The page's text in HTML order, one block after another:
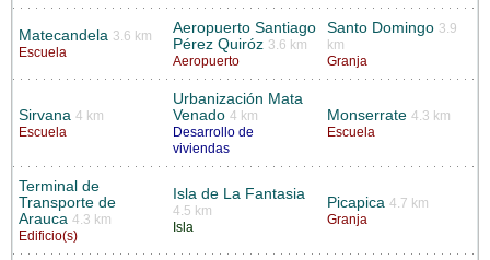
Matecandela 3.6 km
Escuela
Aeropuerto Santiago
Pérez Quiróz 3.6 km
Aeropuerto
Santo Domingo 3.9
km
Granja
Sirvana 4 km
Escuela
Urbanización Mata
Venado 4 km
Desarrollo de
viviendas
Monserrate 4.3 km
Escuela
Terminal de
Transporte de
Arauca 4.3 km
Edificio(s)
Isla de La Fantasia
4.5 km
Isla
Picapica 4.7 km
Granja